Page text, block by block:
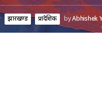
झारखण्ड प्रादेशिक byAbhishek